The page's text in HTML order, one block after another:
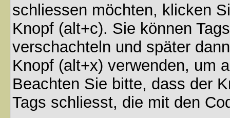
schliessen möchten, klicken
Knopf (alt+c). Sie können
verschachteln und später
Knopf (alt+x) verwenden, um
Beachten Sie bitte, dass der
Tags schliesst, die mit den